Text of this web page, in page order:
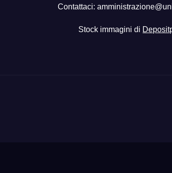
Contattaci:
Stock immagini di